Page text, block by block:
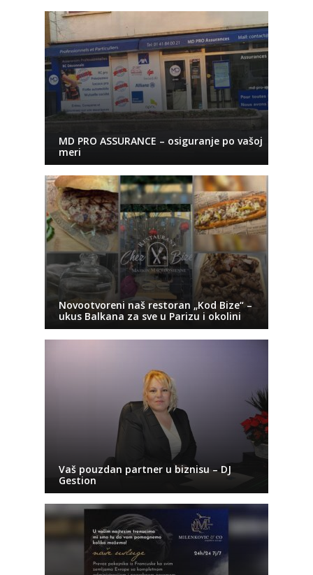
MD PRO ASSURANCE – osiguranje po vašoj
meri
Novootvoreni naš restoran „Kod Bize“ –
ukus Balkana za sve u Parizu i okolini
Vaš pouzdan partner u biznisu – DJ
Gestion